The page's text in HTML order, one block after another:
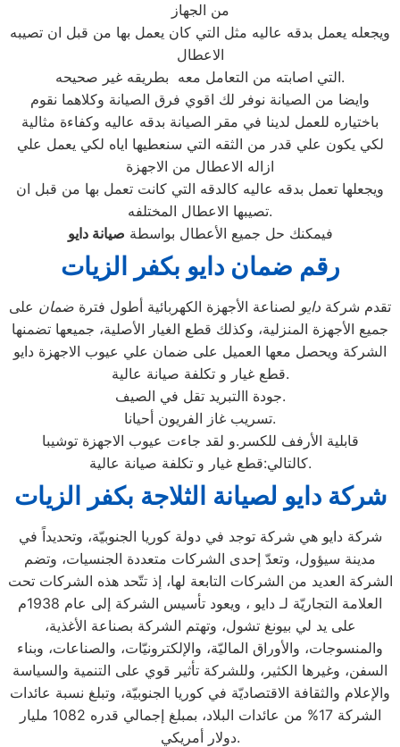
من الجهاز
ويجعله يعمل بدقه عاليه مثل التي كان يعمل بها من قبل ان تصيبه
الاعطال
التي اصابته من التعامل معه بطريقه غير صحيحه.
وايضا من الصيانة نوفر لك اقوي فرق الصيانة وكلاهما نقوم
باختياره للعمل لدينا في مقر الصيانة بدقه عاليه وكفاءة مثالية
لكي يكون علي قدر من الثقه التي سنعطيها اياه لكي يعمل علي
ازاله الاعطال من الاجهزة
ويجعلها تعمل بدقه عاليه كالدقه التي كانت تعمل بها من قبل ان
تصيبها الاعطال المختلفه.
فيمكنك حل جميع الأعطال بواسطة صيانة دايو
رقم ضمان دايو بكفر الزيات
تقدم شركة دايو لصناعة الأجهزة الكهربائية أطول فترة ضمان على
جميع الأجهزة المنزلية، وكذلك قطع الغيار الأصلية، جميعها تضمنها
الشركة ويحصل معها العميل على ضمان علي عيوب الاجهزة دايو
قطع غيار و تكلفة صيانة عالية.
جودة االتبريد تقل في الصيف.
تسريب غاز الفريون أحيانا.
قابلية الأرفف للكسر.و لقد جاءت عيوب الاجهزة توشيبا
كالتالي:قطع غيار و تكلفة صيانة عالية.
شركة دايو لصيانة الثلاجة بكفر الزيات
شركة دايو هي شركة توجد في دولة كوريا الجنوبيّة، وتحديداً في
مدينة سيؤول، وتعدّ إحدى الشركات متعددة الجنسيات، وتضم
الشركة العديد من الشركات التابعة لها، إذ تتّحد هذه الشركات تحت
العلامة التجاريّة لـ دايو ، ويعود تأسيس الشركة إلى عام 1938م
على يد لي بيونغ تشول، وتهتم الشركة بصناعة الأغذية،
والمنسوجات، والأوراق الماليّة، والإلكترونيّات، والصناعات، وبناء
السفن، وغيرها الكثير، وللشركة تأثير قوي على التنمية والسياسة
والإعلام والثقافة الاقتصاديّة في كوريا الجنوبيّة، وتبلغ نسبة عائدات
الشركة 17% من عائدات البلاد، بمبلغ إجمالي قدره 1082 مليار
دولار أمريكي.